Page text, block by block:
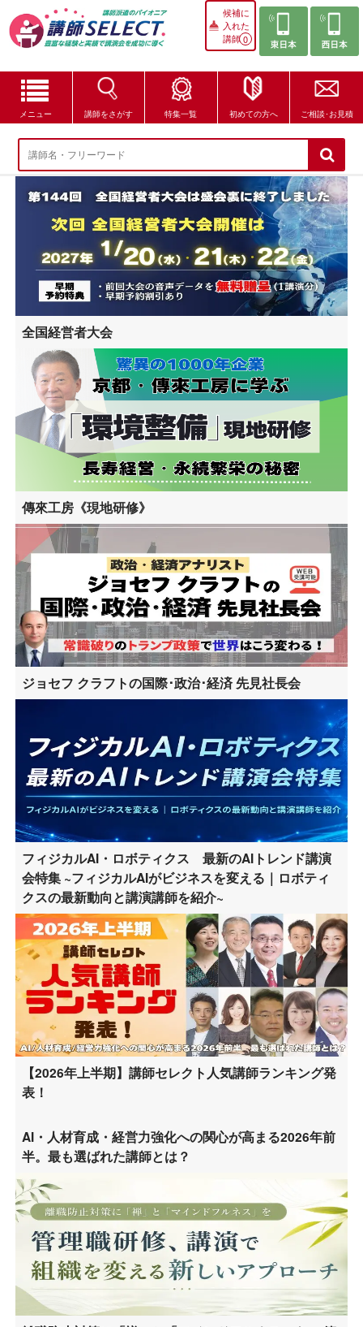
候補に
入れた
講師0
メニュー 講師をさがす 特集一覧 初めての方へ ご相談･お見積
講師をさがす
特集一覧
講師セレクトが選ばれる理由
ブログ・コラム
はじめての方へ
ご相談・お見積
全国経営者大会
傳來工房《現地研修》
ジョセフ クラフトの国際･政治･経済 先見社長会
フィジカルAI・ロボティクス 最新のAIトレンド講演
会特集 ~フィジカルAIがビジネスを変える｜ロボティ
クスの最新動向と講演講師を紹介~
【2026年上半期】講師セレクト人気講師ランキング発
表！
AI・人材育成・経営力強化への関心が高まる2026年前
半。最も選ばれた講師とは？